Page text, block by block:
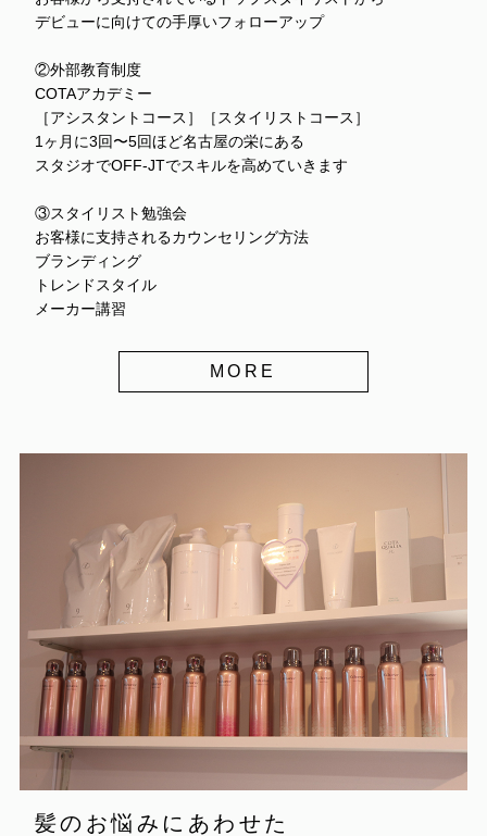
デビューに向けての手厚いフォローアップ
②外部教育制度
COTAアカデミー
［アシスタントコース］［スタイリストコース］
1ヶ月に3回〜5回ほど名古屋の栄にある
スタジオでOFF-JTでスキルを高めていきます
③スタイリスト勉強会
お客様に支持されるカウンセリング方法
ブランディング
トレンドスタイル
メーカー講習
MORE
髪のお悩みにあわせた